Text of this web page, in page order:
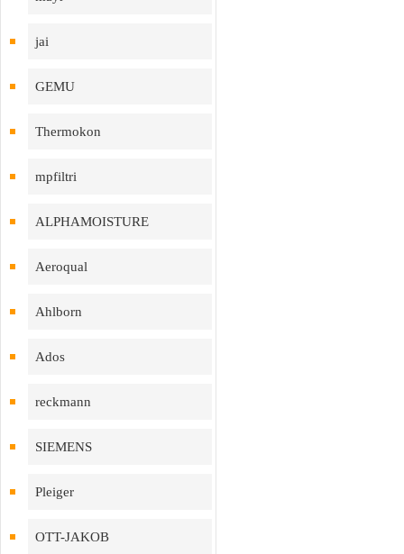
jai
GEMU
Thermokon
mpfiltri
ALPHAMOISTURE
Aeroqual
Ahlborn
Ados
reckmann
SIEMENS
Pleiger
OTT-JAKOB